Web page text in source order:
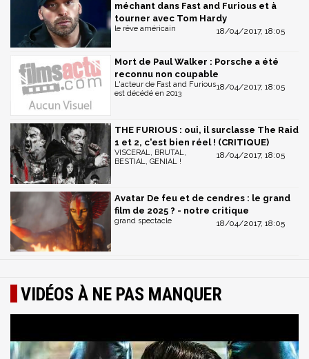
méchant dans Fast and Furious et à
tourner avec Tom Hardy
18/04/2017, 18:05
le rêve américain
Mort de Paul Walker : Porsche a été
reconnu non coupable
18/04/2017, 18:05
L'acteur de Fast and Furious
est décédé en 2013
THE FURIOUS : oui, il surclasse The Raid
1 et 2, c'est bien réel ! (CRITIQUE)
18/04/2017, 18:05
VISCERAL, BRUTAL,
BESTIAL, GENIAL !
Avatar De feu et de cendres : le grand
film de 2025 ? - notre critique
18/04/2017, 18:05
grand spectacle
VIDÉOS À NE PAS MANQUER